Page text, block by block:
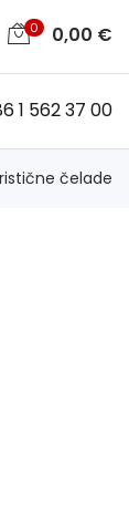
0 0,00 €
1 562 37 00
čelade